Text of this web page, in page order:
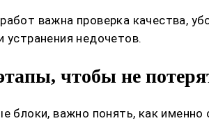
важна проверка качества,
устранения недочетов.
чтобы не
блоки, важно понять, как